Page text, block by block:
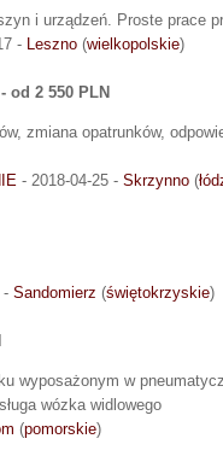
i urządzeń. Proste prace
- Leszno (wielkopolskie)
- od 2 550 PLN
zmiana opatrunków,
- 2018-04-25 - Skrzynno (
- Sandomierz (świętokrzyskie)
wyposażonym w
wózka widlowego
(pomorskie)